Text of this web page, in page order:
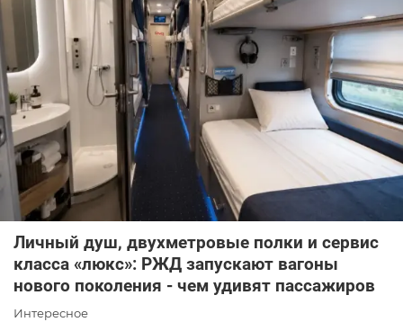
Личный душ, двухметровые полки и сервис
класса «люкс»: РЖД запускают вагоны
нового поколения - чем удивят пассажиров
Интересное